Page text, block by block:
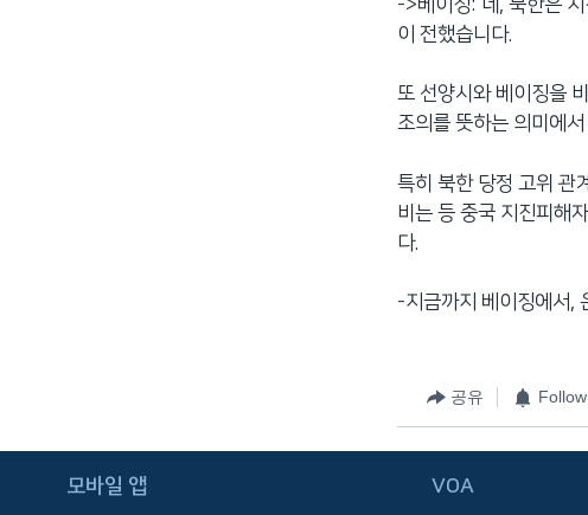
FOLLOW US
->베이징: 네, 북한은
이 전했습니다.
또 선양시와 베이징을
조의를 뜻하는 의미에
특히 북한 당정 고위 관
비는 등 중국 지진피해
다.
-지금까지 베이징에서,
공유
모바일 앱 VOA